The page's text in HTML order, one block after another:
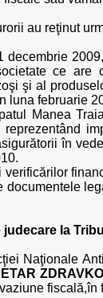
au reţinut
decembrie
ce are
şi al
luna februarie
Manea
reprezentând
în
verificărilor
documentele
la
Naţionale
fiscală,în